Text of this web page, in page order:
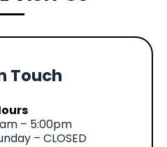
Touch
– 5:00pm
– CLOSED